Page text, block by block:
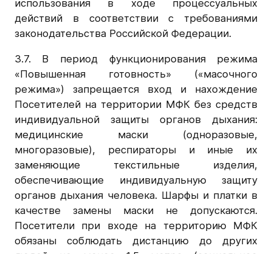
использования в ходе процессуальных
действий в соответствии с требованиями
законодательства Российской Федерации.
3.7. В период функционирования режима
«Повышенная готовность» («масочного
режима») запрещается вход и нахождение
Посетителей на территории МФК без средств
индивидуальной защиты органов дыхания:
медицинские маски (одноразовые,
многоразовые), респираторы и иные их
заменяющие текстильные изделия,
обеспечивающие индивидуальную защиту
органов дыхания человека. Шарфы и платки в
качестве замены маски не допускаются.
Посетители при входе на территорию МФК
обязаны соблюдать дистанцию до других